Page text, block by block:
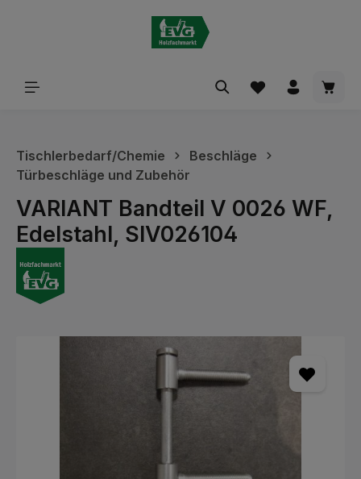
Tischlerbedarf/Chemie
Beschläge
Türbeschläge und Zubehör
VARIANT Bandteil V 0026 WF,
Edelstahl, SIV026104